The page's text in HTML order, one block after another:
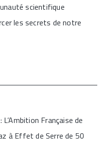
scientifique
les secrets de notre
Française de
à Effet de Serre de 50